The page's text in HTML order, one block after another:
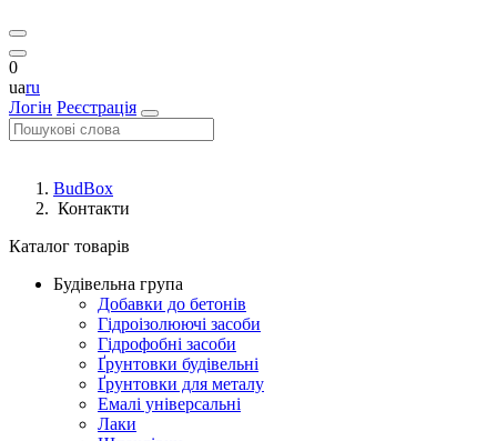
0
uaru
Логін Реєстрація
BudBox
Контакти
Каталог товарів
Будівельна група
Добавки до бетонів
Гідроізолюючі засоби
Гідрофобні засоби
Ґрунтовки будівельні
Ґрунтовки для металу
Емалі універсальні
Лаки